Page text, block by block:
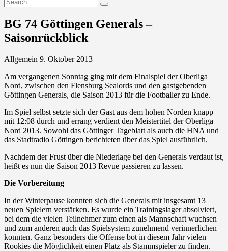
BG 74 Göttingen Generals –
Saisonrückblick
Allgemein 9. Oktober 2013
Am vergangenen Sonntag ging mit dem Finalspiel der Oberliga
Nord, zwischen den Flensburg Sealords und den gastgebenden
Göttingen Generals, die Saison 2013 für die Footballer zu Ende.
Im Spiel selbst setzte sich der Gast aus dem hohen Norden knapp
mit 12:08 durch und errang verdient den Meistertitel der Oberliga
Nord 2013. Sowohl das Göttinger Tageblatt als auch die HNA und
das Stadtradio Göttingen berichteten über das Spiel ausführlich.
Nachdem der Frust über die Niederlage bei den Generals verdaut ist,
heißt es nun die Saison 2013 Revue passieren zu lassen.
Die Vorbereitung
In der Winterpause konnten sich die Generals mit insgesamt 13
neuen Spielern verstärken. Es wurde ein Trainingslager absolviert,
bei dem die vielen Teilnehmer zum einen als Mannschaft wuchsen
und zum anderen auch das Spielsystem zunehmend verinnerlichen
konnten. Ganz besonders die Offense bot in diesem Jahr vielen
Rookies die Möglichkeit einen Platz als Stammspieler zu finden.